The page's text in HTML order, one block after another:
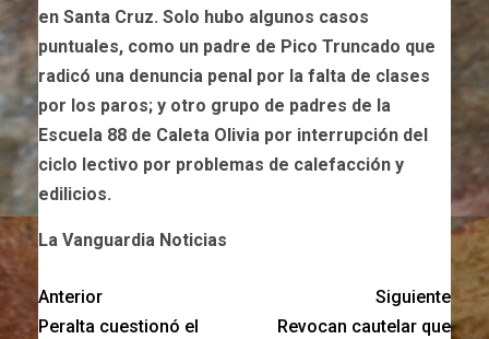
en Santa Cruz. Solo hubo algunos casos
puntuales, como un padre de Pico Truncado que
radicó una denuncia penal por la falta de clases
por los paros; y otro grupo de padres de la
Escuela 88 de Caleta Olivia por interrupción del
ciclo lectivo por problemas de calefacción y
edilicios.
La Vanguardia Noticias
Anterior
Peralta cuestionó el
Siguiente
Revocan cautelar que